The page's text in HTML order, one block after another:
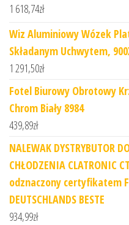
1 618,74zł
Wiz Aluminiowy Wózek
Składanym Uchwytem,
1 291,50zł
Fotel Biurowy Obrotowy
Chrom Biały 8984
439,89zł
NALEWAK DYSTRYBUTOR
CHŁODZENIA CLATRONIC
odznaczony certyfikatem
DEUTSCHLANDS BESTE
934,99zł